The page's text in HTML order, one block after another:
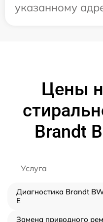
указанному
Цены
Brandt
Услуга
Диагностика Brandt
E
Замена приводного